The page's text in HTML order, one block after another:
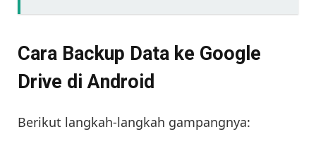
Cara Backup Data ke Google
Drive di Android
Berikut langkah-langkah gampangnya: